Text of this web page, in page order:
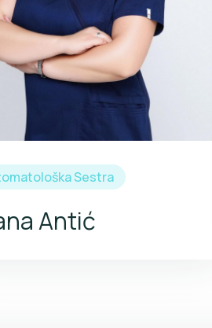
Sestra
Antić